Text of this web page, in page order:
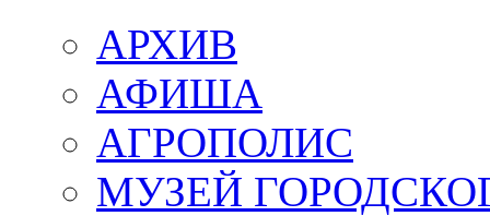
АРХИВ
АФИША
АГРОПОЛИС
МУЗЕЙ